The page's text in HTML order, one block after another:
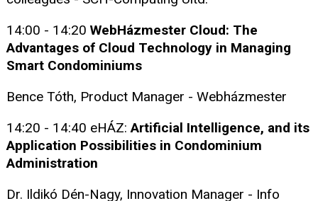
14:00 - 14:20 WebHázmester Cloud: The
Advantages of Cloud Technology in Managing
Smart Condominiums
Bence Tóth, Product Manager - Webházmester
14:20 - 14:40 eHÁZ:Artificial Intelligence, and its
Application Possibilities in Condominium
Administration
Dr. Ildikó Dén-Nagy, Innovation Manager - Info